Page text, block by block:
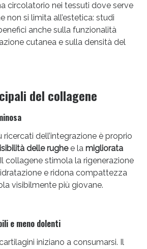
circolatorio nei tessuti dove serve
non si limita all’estetica: studi
anche sulla funzionalità
cutanea e sulla densità del
del collagene
dell’integrazione è proprio
delle rughee la migliorata
collagene stimola la rigenerazione
e ridona compattezza
visibilmente più giovane.
e meno dolenti
iniziano a consumarsi. Il
Sconto fino al 55% valido
oggi!